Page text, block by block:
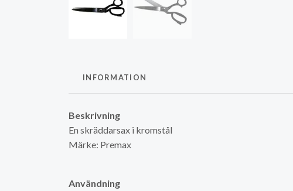
INFORMATION
Beskrivning
En skräddarsax i kromstål
Märke: Premax
Användning